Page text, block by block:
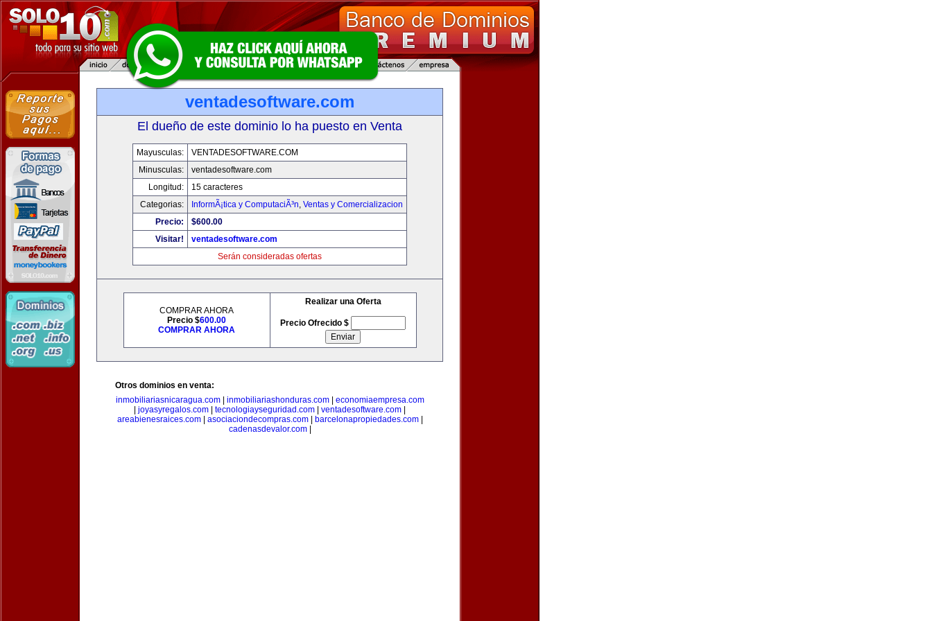
ventadesoftware.com
El dueño de este dominio lo ha puesto en Venta
Mayusculas:
VENTADESOFTWARE.COM
Minusculas:
ventadesoftware.com
Longitud:
15 caracteres
Categorias:
InformÃ¡tica y ComputaciÃ³n, Ventas y Comercializacion
Precio:
$600.00
Visitar!
ventadesoftware.com
Serán consideradas ofertas
COMPRAR AHORA
Precio $600.00
COMPRAR AHORA
Realizar una Oferta
Precio Ofrecido $
Otros dominios en venta:
inmobiliariasnicaragua.com| inmobiliariashonduras.com| economiaempresa.com
joyasyregalos.com tecnologiayseguridad.com ventadesoftware.com
areabienesraices.com| asociaciondecompras.com| barcelonapropiedades.com|
cadenasdevalor.com|